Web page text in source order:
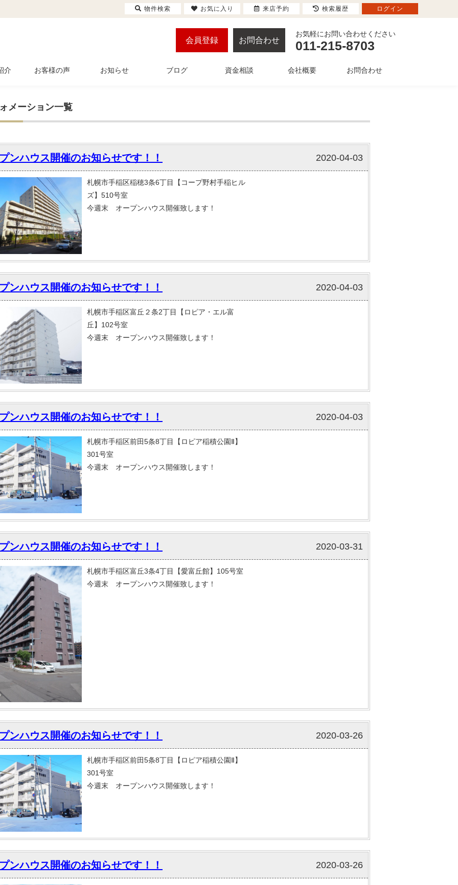
会員登録 お問合わせ
お気軽にお問い合わせください
011-215-8703
介 お客様の声 お知らせ ブログ 資金相談 会社概要 お問合わせ
メーション一覧
ンハウス開催のお知らせです！！ 2020-04-03
札幌市手稲区稲穂3条6丁目【コープ野村手稲ヒル
ズ】510号室
今週末 オープンハウス開催致します！
ンハウス開催のお知らせです！！ 2020-04-03
札幌市手稲区富丘２条2丁目【ロピア・エル富
丘】102号室
今週末 オープンハウス開催致します！
ンハウス開催のお知らせです！！ 2020-04-03
札幌市手稲区前田5条8丁目【ロピア稲積公園Ⅱ】
301号室
今週末 オープンハウス開催致します！
ンハウス開催のお知らせです！！ 2020-03-31
札幌市手稲区富丘3条4丁目【愛富丘館】105号室
今週末 オープンハウス開催致します！
ンハウス開催のお知らせです！！ 2020-03-26
札幌市手稲区前田5条8丁目【ロピア稲積公園Ⅱ】
301号室
今週末 オープンハウス開催致します！
ンハウス開催のお知らせです！！ 2020-03-26
物件検索 お気に入り 来店予約 検索履歴 ログイン